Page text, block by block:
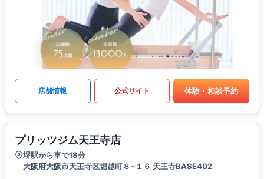
店舗情報 公式サイト 体験・相談予約
プリッツジム天王寺店
堺駅から車で18分
大阪府大阪市天王寺区堀越町８−１６ 天王寺BASE402